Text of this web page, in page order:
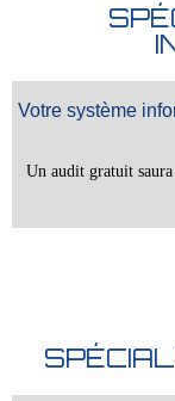
Votre système
Un audit gratuit